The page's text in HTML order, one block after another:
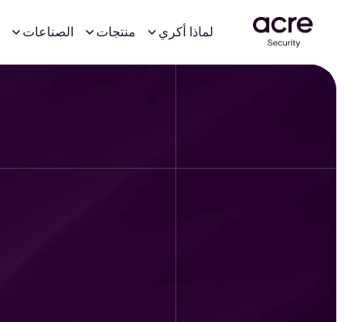
لماذا أكري منتجات الصناعات